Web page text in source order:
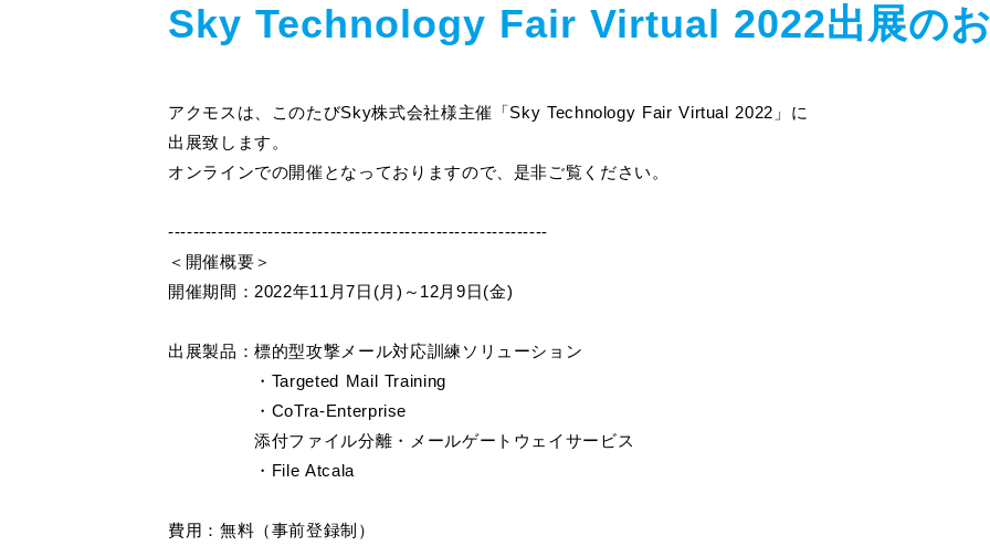
Sky Technology Fair Virtual 2022出展の
アクモスは、このたびSky株式会社様主催「Sky Technology Fair Virtual 2022」に
出展致します。
オンラインでの開催となっておりますので、是非ご覧ください。
-------------------------------------------------------------
＜開催概要＞
開催期間：2022年11月7日(月)～12月9日(金)
出展製品：標的型攻撃メール対応訓練ソリューション
・Targeted Mail Training
・CoTra-Enterprise
添付ファイル分離・メールゲートウェイサービス
・File Atcala
費用：無料（事前登録制）